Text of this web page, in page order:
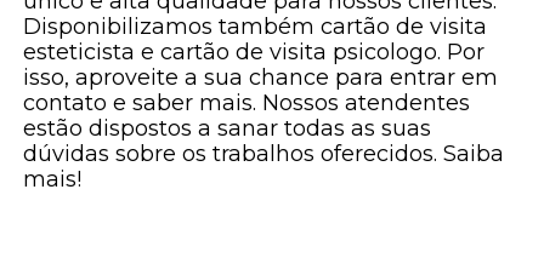
Disponibilizamos também cartão de visita
esteticista e cartão de visita psicologo. Por
isso, aproveite a sua chance para entrar em
contato e saber mais. Nossos atendentes
estão dispostos a sanar todas as suas
dúvidas sobre os trabalhos oferecidos. Saiba
mais!